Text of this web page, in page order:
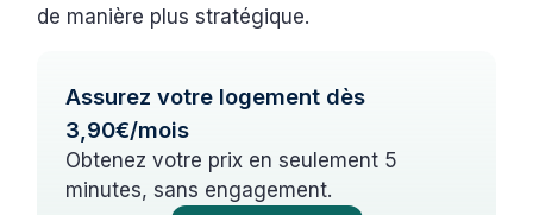
de manière plus stratégique.
Assurez votre logement dès
3,90€/mois
Obtenez votre prix en seulement 5
minutes, sans engagement.